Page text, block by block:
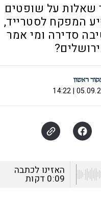
על שופטים
המפקח לסטרייד,
סדירה ומי אמר
05.09.2024
האזינו לכתבה
0:09 דקות